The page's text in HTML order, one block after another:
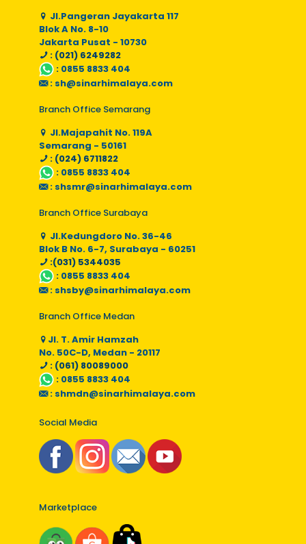
Jl.Pangeran Jayakarta 117
Blok A No. 8-10
Jakarta Pusat - 10730
: (021) 6249282
: 0855 8833 404
: sh@sinarhimalaya.com
Branch Office Semarang
Jl.Majapahit No. 119A
Semarang - 50161
: (024) 6711822
: 0855 8833 404
: shsmr@sinarhimalaya.com
Branch Office Surabaya
Jl.Kedungdoro No. 36-46
Blok B No. 6-7, Surabaya - 60251
:(031) 5344035
: 0855 8833 404
: shsby@sinarhimalaya.com
Branch Office Medan
Jl. T. Amir Hamzah
No. 50C-D, Medan - 20117
: (061) 80089000
: 0855 8833 404
: shmdn@sinarhimalaya.com
Social Media
Marketplace